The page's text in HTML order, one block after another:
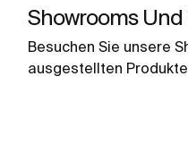
Showrooms Und
Besuchen Sie unsere
ausgestellten